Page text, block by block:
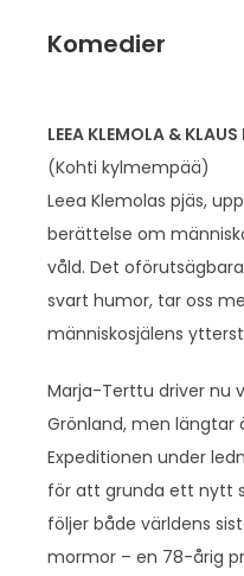
Komedier
LEEA KLEMOLA &
(Kohti kylmempää)
Leea Klemolas pjäs,
berättelse om
våld. Det
svart humor, tar oss
människosjälens
Marja-Terttu driver nu
Grönland, men längtar
Expeditionen under
för att grunda ett nytt
följer både världens
mormor – en 78-årig